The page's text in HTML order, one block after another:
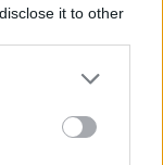
it to other
more Google
may click to
party tags to